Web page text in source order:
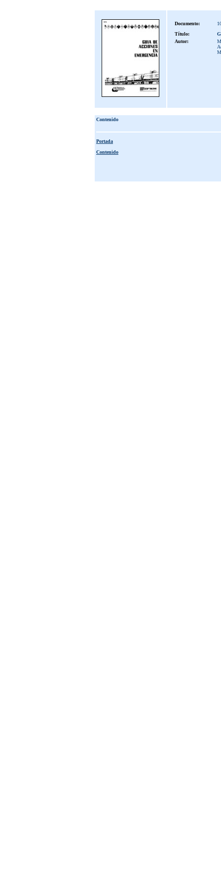
Documento:
Título:
Autor:
Contenido
Portada
Contenido